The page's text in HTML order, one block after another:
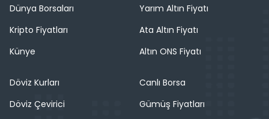
Dünya Borsaları
Kripto Fiyatları
Künye
Yarım Altın Fiyatı
Ata Altın Fiyatı
Altın ONS Fiyatı
Döviz Kurları
Döviz Çevirici
Canlı Borsa
Gümüş Fiyatları